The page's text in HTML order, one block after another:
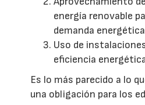
energía renovable
demanda
Uso de
eficiencia
Es lo más parecido a lo
una obligación para los